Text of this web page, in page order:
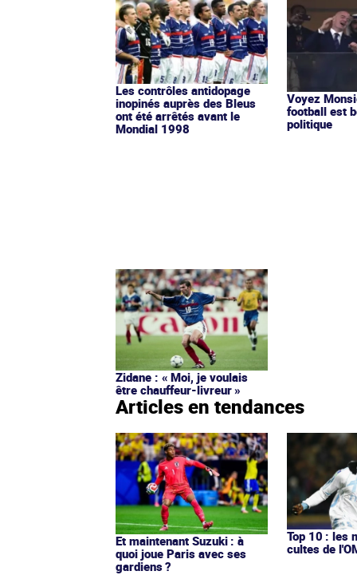
Les contrôles antidopage
inopinés auprès des Bleus
ont été arrêtés avant le
Mondial 1998
Voyez
football est
politique
Zidane : « Moi, je voulais
être chauffeur-livreur »
Articles en tendances
Et maintenant Suzuki : à
quoi joue Paris avec ses
gardiens ?
Top 10 : les
cultes de